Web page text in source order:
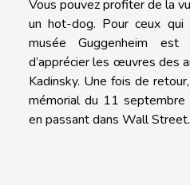
Vous pouvez profiter de la
un hot-dog. Pour ceux qui
musée Guggenheim
d’apprécier les œuvres des
Kadinsky. Une fois de
mémorial du 11
en passant dans Wall Street.